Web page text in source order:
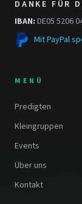
DANKE FÜR
IBAN: DE05 5206
Mit PayPal
MENÜ
Predigten
Kleingruppen
Events
Über uns
Kontakt